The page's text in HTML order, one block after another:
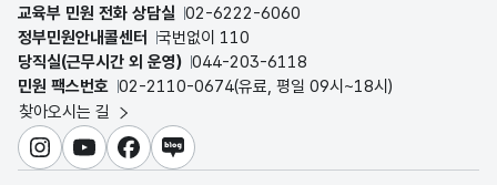
교육부 민원 전화 상담실 02-6222-6060
정부민원안내콜센터
국번없이 110
당직실(근무시간 외 운영) 044-203-6118
민원 팩스번호 02-2110-0674(유료, 평일 09시~18시)
찾아오시는 길
인스타그램
유튜브페이스북
블로그